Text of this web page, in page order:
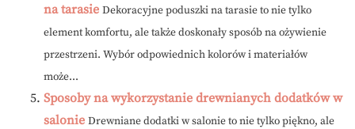
na tarasie Dekoracyjne poduszki na tarasie to nie tylko
element komfortu, ale także doskonały sposób na ożywienie
przestrzeni. Wybór odpowiednich kolorów i materiałów
może...
Sposoby na wykorzystanie drewnianych dodatków w
salonie Drewniane dodatki w salonie to nie tylko piękno, ale